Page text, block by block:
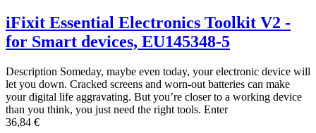
iFixit Essential Electronics Toolkit V2 -
for Smart devices, EU145348-5
Description Someday, maybe even today, your electronic device will
let you down. Cracked screens and worn-out batteries can make
your digital life aggravating. But you’re closer to a working device
than you think, you just need the right tools. Enter
36,84 €